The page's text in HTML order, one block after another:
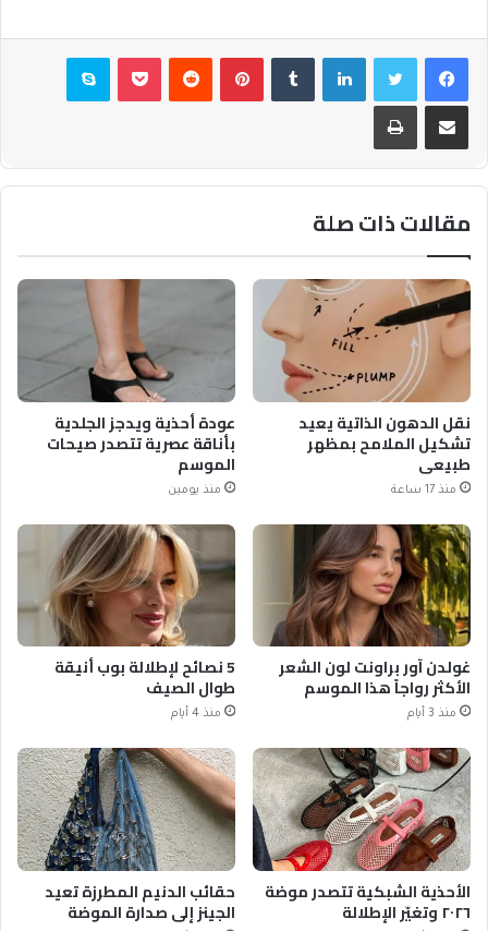
فيسبوكتويتر لينكدإن بينتيريست بوكيت سكايب
مشاركة عبر البريد طباعة
مقالات ذات صلة
نقل الدهون الذاتية يعيد
تشكيل الملامح بمظهر
طبيعي
منذ 17 ساعة
عودة أحذية ويدجز الجلدية
بأناقة عصرية تتصدر صيحات
الموسم
منذ يومين
غولدن آور براونت لون الشعر
الأكثر رواجاً هذا الموسم
منذ 3 أيام
5 نصائح لإطلالة بوب أنيقة
طوال الصيف
منذ 4 أيام
الأحذية الشبكية تتصدر موضة
٢٠٢٦ وتغيّر الإطلالة
حقائب الدنيم المطرزة تعيد
الجينز إلى صدارة الموضة